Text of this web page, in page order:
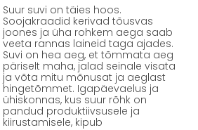
Suur suvi on täies hoos.
Soojakraadid kerivad tõusvas
joones ja üha rohkem aega saab
veeta rannas laineid taga ajades.
Suvi on hea aeg, et tõmmata aeg
päriselt maha, jalad seinale visata
ja võta mitu mõnusat ja aeglast
hingetõmmet. Igapäevaelus ja
ühiskonnas, kus suur rõhk on
pandud produktiivsusele ja
kiirustamisele, kipub